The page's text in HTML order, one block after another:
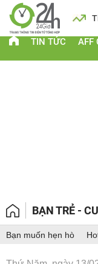
Lịch
TIN TỨC AFF
BẠN TRẺ -
Bạn muốn hẹn hò